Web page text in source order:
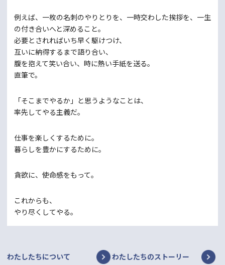
例えば、一枚の名刺のやりとりを、一時交わした挨拶を、 一生
の付き合いへと深めること。
必要とされればいち早く駆けつけ、
互いに納得するまで語り合い、
腹を抱えて笑い合い、 時に熱い手紙を送る。
直筆で。
「そこまでやるか」と思うようなことは、
率先してやる主義だ。
仕事を楽しくするために。
暮らしを豊かにするために。
貪欲に、使命感をもって。
これからも、
やり尽くしてやる。
わたしたちについて わたしたちのストーリー